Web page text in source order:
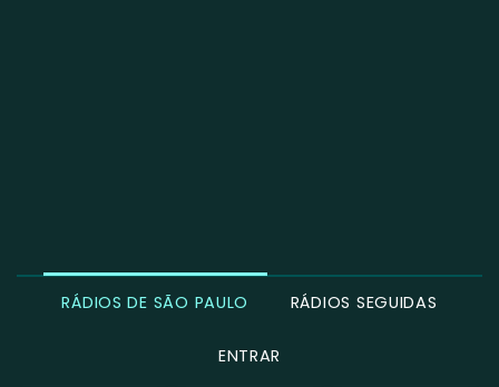
RÁDIOS DE SÃO PAULO RÁDIOS SEGUIDAS
ENTRAR